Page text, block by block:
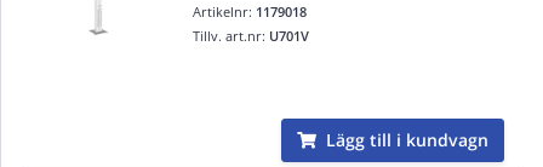
Artikelnr: 1179018
Tillv. art.nr: U701V
Lägg till i kundvagn